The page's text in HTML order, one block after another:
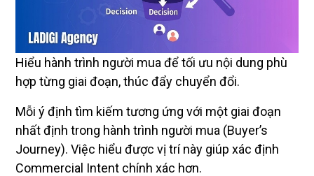
Hiểu hành trình người mua để tối ưu nội dung phù
hợp từng giai đoạn, thúc đẩy chuyển đổi.
Mỗi ý định tìm kiếm tương ứng với một giai đoạn
nhất định trong hành trình người mua (Buyer’s
Journey). Việc hiểu được vị trí này giúp xác định
Commercial Intent chính xác hơn.